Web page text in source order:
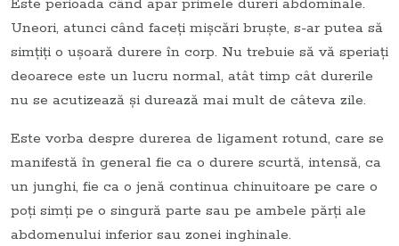
Este perioada când apar primele dureri abdominale.
Uneori, atunci când faceţi mişcări bruşte, s-ar putea să
simţiţi o uşoară durere în corp. Nu trebuie să vă speriaţi
deoarece este un lucru normal, atât timp cât durerile
nu se acutizează şi durează mai mult de câteva zile.
Este vorba despre durerea de ligament rotund, care se
manifestă în general fie ca o durere scurtă, intensă, ca
un junghi, fie ca o jenă continua chinuitoare pe care o
poţi simţi pe o singură parte sau pe ambele părţi ale
abdomenului inferior sau zonei inghinale.